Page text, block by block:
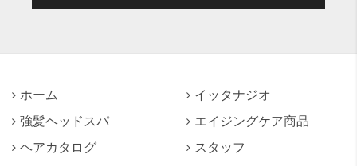
ホーム
イッタナジオ
強髪ヘッドスパ
エイジングケア商品
ヘアカタログ
スタッフ